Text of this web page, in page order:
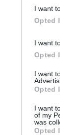
I want
Opted
I want
Opted
I want
Opted
I want
of my
was
Opted